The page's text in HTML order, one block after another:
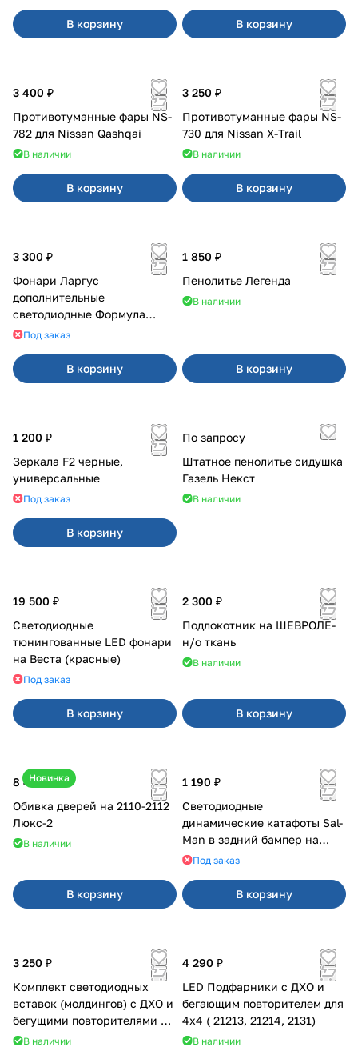
В корзину В корзину
3 400 ₽
Противотуманные фары NS-
782 для Nissan Qashqai
В наличии
В корзину
3 250 ₽
Противотуманные фары NS-
730 для Nissan X-Trail
В наличии
В корзину
3 300 ₽
Фонари Ларгус
дополнительные
светодиодные Формула
Света
Под заказ
В корзину
1 850 ₽
Пенолитье Легенда
В наличии
В корзину
1 200 ₽
Зеркала F2 черные,
универсальные
Под заказ
В корзину
По запросу
Штатное пенолитье сидушка
Газель Некст
В наличии
19 500 ₽
Светодиодные
тюнингованные LED фонари
на Веста (красные)
Под заказ
В корзину
2 300 ₽
Подлокотник на ШЕВРОЛЕ-
н/о ткань
В наличии
В корзину
Новинка
8 400 ₽
Обивка дверей на 2110-2112
Люкс-2
В наличии
В корзину
1 190 ₽
Светодиодные
динамические катафоты Sal-
Man в задний бампер на
Приора 2
Под заказ
В корзину
3 250 ₽
Комплект светодиодных
вставок (молдингов) с ДХО и
бегущими повторителями на
Веста
В наличии
4 290 ₽
LED Подфарники с ДХО и
бегающим повторителем для
4x4 ( 21213, 21214, 2131)
В наличии